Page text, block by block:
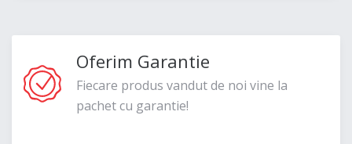
Oferim Garantie
Fiecare produs vandut de noi vine la
pachet cu garantie!